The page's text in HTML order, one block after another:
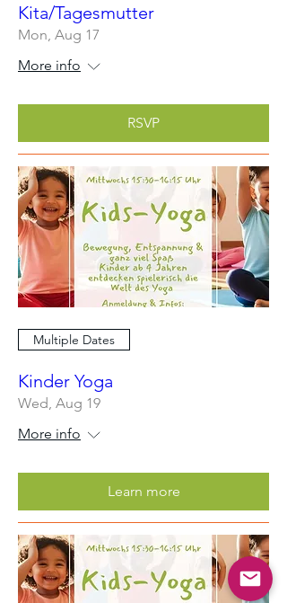
Kita/Tagesmutter
Mon, Aug 17
More info
RSVP
Multiple Dates
Kinder Yoga
Wed, Aug 19
More info
Learn more